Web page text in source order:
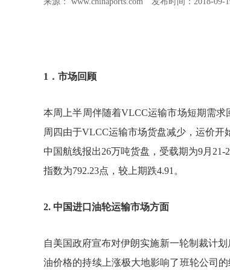
1．市场回顾
本周上半周伴随着VLCC运输市场短期需求
周四由于VLCC运输市场货盘减少，运价开
中国航线报出26万吨货盘，受载期为9月 21-
指数为792.23点，较上期跌4.91 。
2. 中国进口油轮运输市场方面
自美国政府宣布对伊朗实施新一轮制裁计
油价格的持续上涨极大地影响了班轮公司